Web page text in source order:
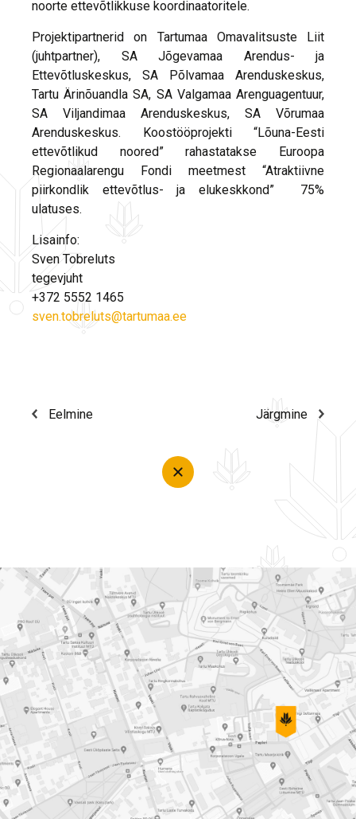
noorte ettevõtlikkuse koordinaatoritele.
Projektipartnerid on Tartumaa Omavalitsuste Liit
(juhtpartner), SA Jõgevamaa Arendus- ja
Ettevõtluskeskus, SA Põlvamaa Arenduskeskus,
Tartu Ärinõuandla SA, SA Valgamaa Arenguagentuur,
SA Viljandimaa Arenduskeskus, SA Võrumaa
Arenduskeskus. Koostööprojekti “Lõuna-Eesti
ettevõtlikud noored” rahastatakse Euroopa
Regionaalarengu Fondi meetmest “Atraktiivne
piirkondlik ettevõtlus- ja elukeskkond” 75%
ulatuses.
Lisainfo:
Sven Tobreluts
tegevjuht
+372 5552 1465
sven.tobreluts@tartumaa.ee
Eelmine Järgmine